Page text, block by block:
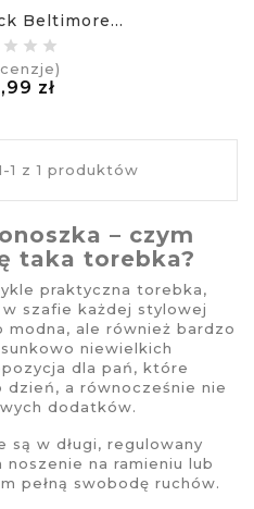
Beltimore...
złCena
1 z 1 produktów
– czym
taka torebka?
praktyczna torebka,
szafie każdej stylowej
ale również bardzo
niewielkich
dla pań, które
a równocześnie nie
dodatków.
są w długi, regulowany
na ramieniu lub
pełną swobodę ruchów.